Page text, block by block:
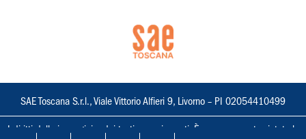
SAE Toscana S.r.l., Viale Vittorio Alfieri 9, Livorno – PI 02054410499
I diritti delle immagini e dei testi sono riservati. È espressamente vietata la